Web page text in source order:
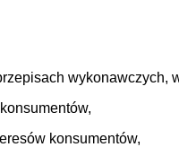
wykonawczych,
konsumentów,